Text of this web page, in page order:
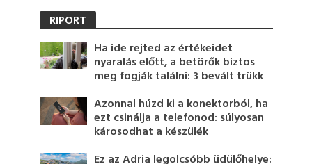
RIPORT
Ha ide rejted az értékeidet
nyaralás előtt, a betörők biztos
meg fogják találni: 3 bevált trükk
Azonnal húzd ki a konektorból, ha
ezt csinálja a telefonod: súlyosan
károsodhat a készülék
Ez az Adria legolcsóbb üdülőhelye: